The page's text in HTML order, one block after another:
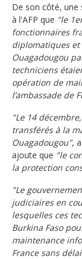
De son côté, une
à l'AFP que "le
fonctionnaires
diplomatiques et
Ouagadougou
techniciens
opération de
l’ambassade de
"Le 14
transférés à la
Ouagadougou",
ajoute que "le
la protection
"Le
judiciaires en
lesquelles ces
Burkina Faso
maintenance
France sans